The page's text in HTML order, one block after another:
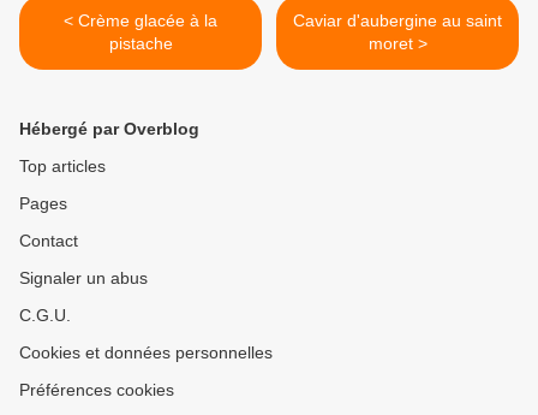
< Crème glacée à la
pistache
Caviar d'aubergine au saint
moret >
Hébergé par Overblog
Top articles
Pages
Contact
Signaler un abus
C.G.U.
Cookies et données personnelles
Préférences cookies